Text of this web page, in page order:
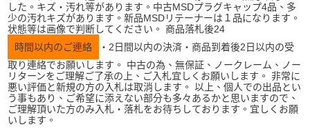
した。キズ・汚れ等があります。中古MSDプラグキャップ4品、多
少の汚れキズがあります。新品MSDリテーナーは１品になります。
状態等は画像で判断してください。 商品落札後24
時間以内のご連絡
・2日間以内の決済・商品到着後2日以内の受
取り連絡でお願いします。 中古の為、無保証、ノークレーム、ノー
リターンをご理解ご了承の上、ご入札宜しくお願いします。 非常に
悪い評価と新規の方の入札は取消します。 以上、個人での出品とい
う事もあり、ご希望に添えない部分も多々あるかと思いますので、
ご理解頂いた方のみ入札・落札をお待ちしております。宜しくお願
いします。